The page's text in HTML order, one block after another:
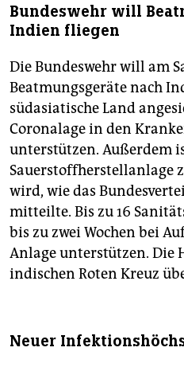
Bundeswehr will
Indien fliegen
Die Bundeswehr will am
Beatmungsgeräte nach
südasiatische Land
Coronalage in den
unterstützen. Außerdem
Sauerstoffherstellanlage
wird, wie das
mitteilte. Bis zu 16
bis zu zwei Wochen bei
Anlage unterstützen. Die
indischen Roten Kreuz
Neuer